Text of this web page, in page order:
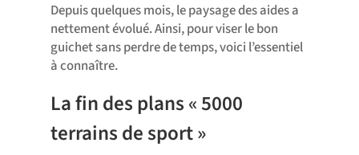
Depuis quelques mois, le paysage des aides a
nettement évolué. Ainsi, pour viser le bon
guichet sans perdre de temps, voici l’essentiel
à connaître.
La fin des plans « 5000
terrains de sport »